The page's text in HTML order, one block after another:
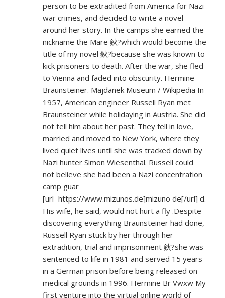
person to be extradited from America for Nazi
war crimes, and decided to write a novel
around her story. In the camps she earned the
nickname the Mare 鈥?which would become the
title of my novel 鈥?because she was known to
kick prisoners to death. After the war, she fled
to Vienna and faded into obscurity. Hermine
Braunsteiner. Majdanek Museum / Wikipedia In
1957, American engineer Russell Ryan met
Braunsteiner while holidaying in Austria. She did
not tell him about her past. They fell in love,
married and moved to New York, where they
lived quiet lives until she was tracked down by
Nazi hunter Simon Wiesenthal. Russell could
not believe she had been a Nazi concentration
camp guar
[url=https://www.mizunos.de]mizuno de[/url] d.
His wife, he said, would not hurt a fly .Despite
discovering everything Braunsteiner had done,
Russell Ryan stuck by her through her
extradition, trial and imprisonment 鈥?she was
sentenced to life in 1981 and served 15 years
in a German prison before being released on
medical grounds in 1996. Hermine Br Vwxw My
first venture into the virtual online world of